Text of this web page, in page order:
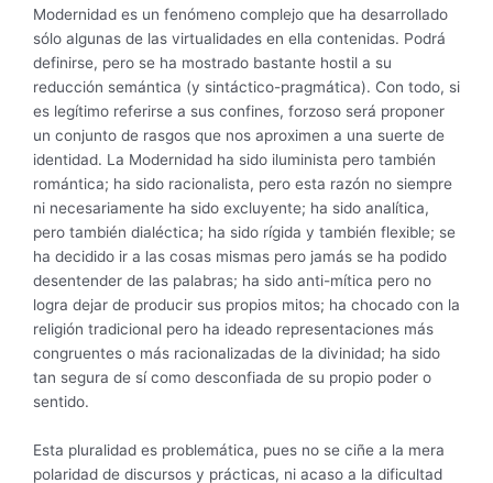
Modernidad es un fenómeno complejo que ha desarrollado
sólo algunas de las virtualidades en ella contenidas. Podrá
definirse, pero se ha mostrado bastante hostil a su
reducción semántica (y sintáctico-pragmática). Con todo, si
es legítimo referirse a sus confines, forzoso será proponer
un conjunto de rasgos que nos aproximen a una suerte de
identidad. La Modernidad ha sido iluminista pero también
romántica; ha sido racionalista, pero esta razón no siempre
ni necesariamente ha sido excluyente; ha sido analítica,
pero también dialéctica; ha sido rígida y también flexible; se
ha decidido ir a las cosas mismas pero jamás se ha podido
desentender de las palabras; ha sido anti-mítica pero no
logra dejar de producir sus propios mitos; ha chocado con la
religión tradicional pero ha ideado representaciones más
congruentes o más racionalizadas de la divinidad; ha sido
tan segura de sí como desconfiada de su propio poder o
sentido.
Esta pluralidad es problemática, pues no se ciñe a la mera
polaridad de discursos y prácticas, ni acaso a la dificultad